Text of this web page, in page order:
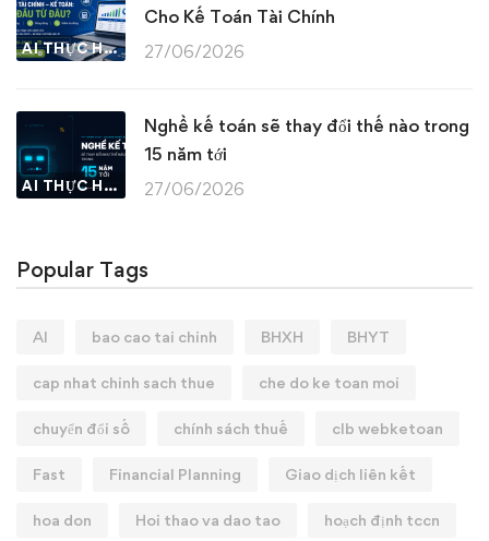
AI THỰC HÀNH
Cho Kế Toán Tài Chính
27/06/2026
AI THỰC HÀNH
Nghề kế toán sẽ thay đổi thế nào trong
15 năm tới
27/06/2026
Popular Tags
AI bao cao tai chinh BHXH BHYT
cap nhat chinh sach thue che do ke toan moi
chuyển đổi số chính sách thuế clb webketoan
Fast Financial Planning Giao dịch liên kết
hoa don Hoi thao va dao tao hoạch định tccn